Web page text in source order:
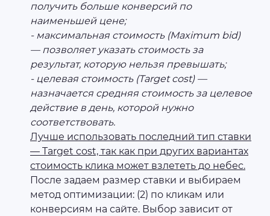
получить больше конверсий по
наименьшей цене;
- максимальная стоимость (Maximum bid)
— позволяет указать стоимость за
результат, которую нельзя превышать;
- целевая стоимость (Target cost) —
назначается средняя стоимость за целевое
действие в день, которой нужно
соответствовать.
Лучше использовать последний тип ставки
— Target cost, так как при других вариантах
стоимость клика может взлететь до небес.
После задаем размер ставки и выбираем
метод оптимизации: (2) по кликам или
конверсиям на сайте. Выбор зависит от